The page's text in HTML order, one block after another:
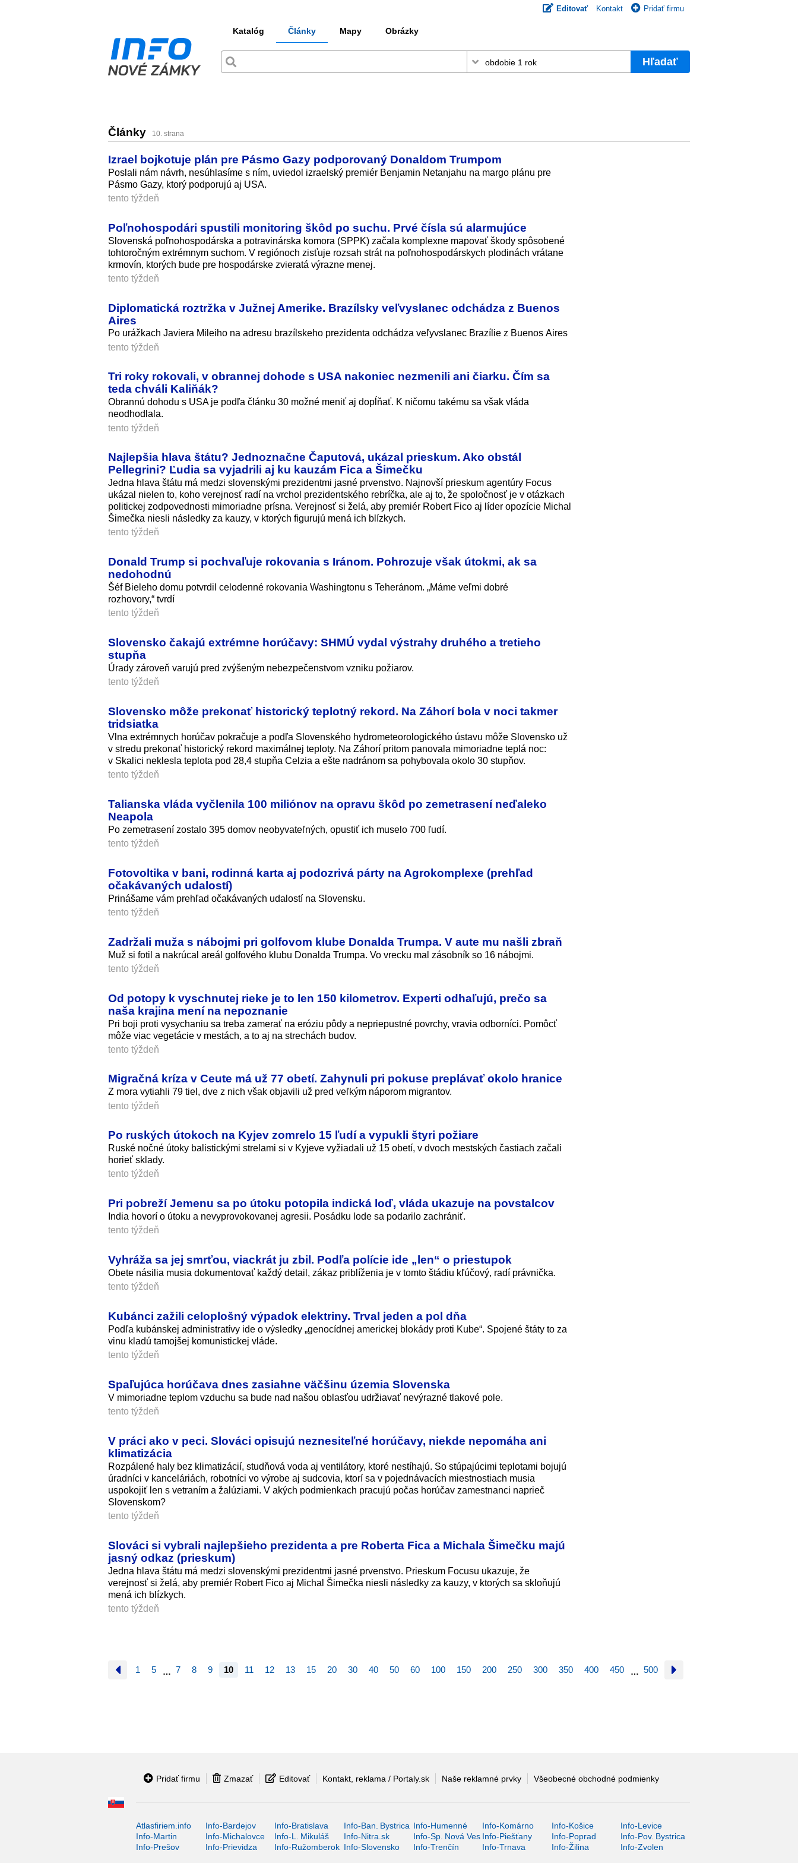
Editovať Kontakt Pridať firmu
Katalóg Články Mapy Obrázky
Hľadať
Články 10. strana
Izrael bojkotuje plán pre Pásmo Gazy podporovaný Donaldom Trumpom
Poslali nám návrh, nesúhlasíme s ním, uviedol izraelský premiér Benjamin Netanjahu na margo plánu pre
Pásmo Gazy, ktorý podporujú aj USA.
tento týždeň
Poľnohospodári spustili monitoring škôd po suchu. Prvé čísla sú alarmujúce
Slovenská poľnohospodárska a potravinárska komora (SPPK) začala komplexne mapovať škody spôsobené
tohtoročným extrémnym suchom. V regiónoch zisťuje rozsah strát na poľnohospodárskych plodinách vrátane
krmovín, ktorých bude pre hospodárske zvieratá výrazne menej.
tento týždeň
Diplomatická roztržka v Južnej Amerike. Brazílsky veľvyslanec odchádza z Buenos
Aires
Po urážkach Javiera Mileiho na adresu brazílskeho prezidenta odchádza veľyvslanec Brazílie z Buenos Aires
tento týždeň
Tri roky rokovali, v obrannej dohode s USA nakoniec nezmenili ani čiarku. Čím sa
teda chváli Kaliňák?
Obrannú dohodu s USA je podľa článku 30 možné meniť aj dopĺňať. K ničomu takému sa však vláda
neodhodlala.
tento týždeň
Najlepšia hlava štátu? Jednoznačne Čaputová, ukázal prieskum. Ako obstál
Pellegrini? Ľudia sa vyjadrili aj ku kauzám Fica a Šimečku
Jedna hlava štátu má medzi slovenskými prezidentmi jasné prvenstvo. Najnovší prieskum agentúry Focus
ukázal nielen to, koho verejnosť radí na vrchol prezidentského rebríčka, ale aj to, že spoločnosť je v otázkach
politickej zodpovednosti mimoriadne prísna. Verejnosť si želá, aby premiér Robert Fico aj líder opozície Michal
Šimečka niesli následky za kauzy, v ktorých figurujú mená ich blízkych.
tento týždeň
Donald Trump si pochvaľuje rokovania s Iránom. Pohrozuje však útokmi, ak sa
nedohodnú
Šéf Bieleho domu potvrdil celodenné rokovania Washingtonu s Teheránom. „Máme veľmi dobré
rozhovory,“ tvrdí
tento týždeň
Slovensko čakajú extrémne horúčavy: SHMÚ vydal výstrahy druhého a tretieho
stupňa
Úrady zároveň varujú pred zvýšeným nebezpečenstvom vzniku požiarov.
tento týždeň
Slovensko môže prekonať historický teplotný rekord. Na Záhorí bola v noci takmer
tridsiatka
Vlna extrémnych horúčav pokračuje a podľa Slovenského hydrometeorolo­gického ústavu môže Slovensko už
v stredu prekonať historický rekord maximálnej teploty. Na Záhorí pritom panovala mimoriadne teplá noc:
v Skalici neklesla teplota pod 28,4 stupňa Celzia a ešte nadránom sa pohybovala okolo 30 stupňov.
tento týždeň
Talianska vláda vyčlenila 100 miliónov na opravu škôd po zemetrasení neďaleko
Neapola
Po zemetrasení zostalo 395 domov neobyvateľných, opustiť ich muselo 700 ľudí.
tento týždeň
Fotovoltika v bani, rodinná karta aj podozrivá párty na Agrokomplexe (prehľad
očakávaných udalostí)
Prinášame vám prehľad očakávaných udalostí na Slovensku.
tento týždeň
Zadržali muža s nábojmi pri golfovom klube Donalda Trumpa. V aute mu našli zbraň
Muž si fotil a nakrúcal areál golfového klubu Donalda Trumpa. Vo vrecku mal zásobník so 16 nábojmi.
tento týždeň
Od potopy k vyschnutej rieke je to len 150 kilometrov. Experti odhaľujú, prečo sa
naša krajina mení na nepoznanie
Pri boji proti vysychaniu sa treba zamerať na eróziu pôdy a nepriepustné povrchy, vravia odborníci. Pomôcť
môže viac vegetácie v mestách, a to aj na strechách budov.
tento týždeň
Migračná kríza v Ceute má už 77 obetí. Zahynuli pri pokuse preplávať okolo hranice
Z mora vytiahli 79 tiel, dve z nich však objavili už pred veľkým náporom migrantov.
tento týždeň
Po ruských útokoch na Kyjev zomrelo 15 ľudí a vypukli štyri požiare
Ruské nočné útoky balistickými strelami si v Kyjeve vyžiadali už 15 obetí, v dvoch mestských častiach začali
horieť sklady.
tento týždeň
Pri pobreží Jemenu sa po útoku potopila indická loď, vláda ukazuje na povstalcov
India hovorí o útoku a nevyprovokovanej agresii. Posádku lode sa podarilo zachrániť.
tento týždeň
Vyhráža sa jej smrťou, viackrát ju zbil. Podľa polície ide „len“ o priestupok
Obete násilia musia dokumentovať každý detail, zákaz priblíženia je v tomto štádiu kľúčový, radí právnička.
tento týždeň
Kubánci zažili celoplošný výpadok elektriny. Trval jeden a pol dňa
Podľa kubánskej administratívy ide o výsledky „genocídnej americkej blokády proti Kube“. Spojené štáty to za
vinu kladú tamojšej komunistickej vlá­de.
tento týždeň
Spaľujúca horúčava dnes zasiahne väčšinu územia Slovenska
V mimoriadne teplom vzduchu sa bude nad našou oblasťou udržiavať nevýrazné tlakové pole.
tento týždeň
V práci ako v peci. Slováci opisujú neznesiteľné horúčavy, niekde nepomáha ani
klimatizácia
Rozpálené haly bez klimatizácií, studňová voda aj ventilátory, ktoré nestíhajú. So stúpajúcimi teplotami bojujú
úradníci v kanceláriách, robotníci vo výrobe aj sudcovia, ktorí sa v pojednávacích miestnostiach musia
uspokojiť len s vetraním a žalúziami. V akých podmienkach pracujú počas horúčav zamestnanci naprieč
Slovenskom?
tento týždeň
Slováci si vybrali najlepšieho prezidenta a pre Roberta Fica a Michala Šimečku majú
jasný odkaz (prieskum)
Jedna hlava štátu má medzi slovenskými prezidentmi jasné prvenstvo. Prieskum Focusu ukazuje, že
verejnosť si želá, aby premiér Robert Fico aj Michal Šimečka niesli následky za kauzy, v ktorých sa skloňujú
mená ich blízkych.
tento týždeň
1 5 … 7 8 9 10 11 12 13 15 20 30 40 50 60 100 150 200 250 300 350 400 450 … 500
Pridať firmu Zmazať Editovať Kontakt, reklama / Portaly.sk Naše reklamné prvky Všeobecné obchodné podmienky
Atlasfiriem.info Info-Bardejov Info-Bratislava Info-Ban. Bystrica Info-Humenné Info-Komárno Info-Košice
Info-Levice
Info-Martin
Info-Michalovce Info-L. Mikuláš Info-Nitra.sk Info-Sp. Nová Ves Info-Piešťany Info-Poprad
Info-Pov. Bystrica
Info-Prešov
Info-Prievidza Info-Ružomberok Info-Slovensko Info-Trenčín Info-Trnava Info-Žilina Info-Zvolen